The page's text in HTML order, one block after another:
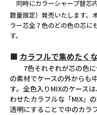
同時にカラーシャープ替芯
数量限定）発売いたします。
ラー芯全７色のどの色の芯に
す。
■ カラフルで集めたく
7色それぞれが芯の色に
の素材でケースの外からも
す。全色入りMIXのケース
わせたカラフルな「MIX」
透明にすることで中のカラ